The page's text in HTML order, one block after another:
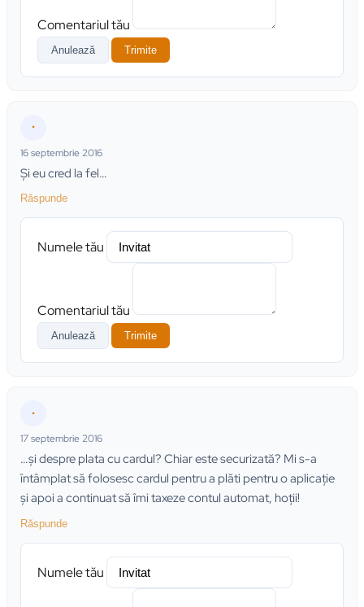
Comentariul tău
Anulează Trimite
•
16 septembrie 2016
Şi eu cred la fel…
Răspunde
Numele tău
Comentariul tău
Anulează Trimite
•
17 septembrie 2016
…şi despre plata cu cardul? Chiar este securizată? Mi s-a
întâmplat să folosesc cardul pentru a plăti pentru o aplicaţie
şi apoi a continuat să îmi taxeze contul automat, hoţii!
Răspunde
Numele tău